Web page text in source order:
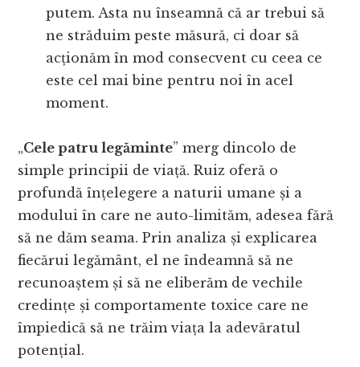
putem. Asta nu înseamnă că ar trebui să
ne străduim peste măsură, ci doar să
acționăm în mod consecvent cu ceea ce
este cel mai bine pentru noi în acel
moment.
„Cele patru legăminte” merg dincolo de
simple principii de viață. Ruiz oferă o
profundă înțelegere a naturii umane și a
modului în care ne auto-limităm, adesea fără
să ne dăm seama. Prin analiza și explicarea
fiecărui legământ, el ne îndeamnă să ne
recunoaștem și să ne eliberăm de vechile
credințe și comportamente toxice care ne
împiedică să ne trăim viața la adevăratul
potențial.